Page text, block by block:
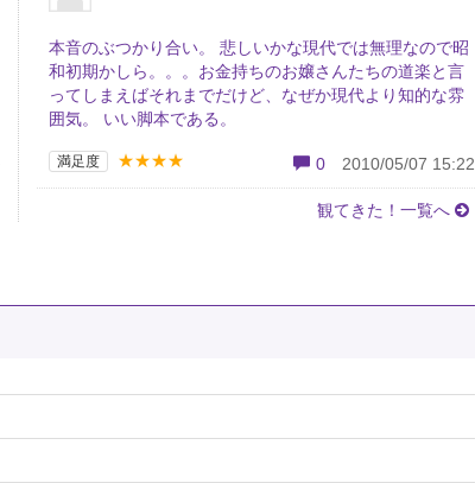
本音のぶつかり合い。 悲しいかな現代では無理なので昭
和初期かしら。。。お金持ちのお嬢さんたちの道楽と言
ってしまえばそれまでだけど、なぜか現代より知的な雰
囲気。 いい脚本である。
満足度 ★★★★ 0 2010/05/07 15:22
観てきた！一覧へ